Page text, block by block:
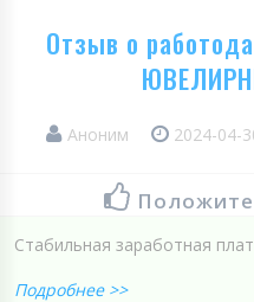
Отзыв о
Аноним 2024-04-
Стабильная заработная
Подробнее >>